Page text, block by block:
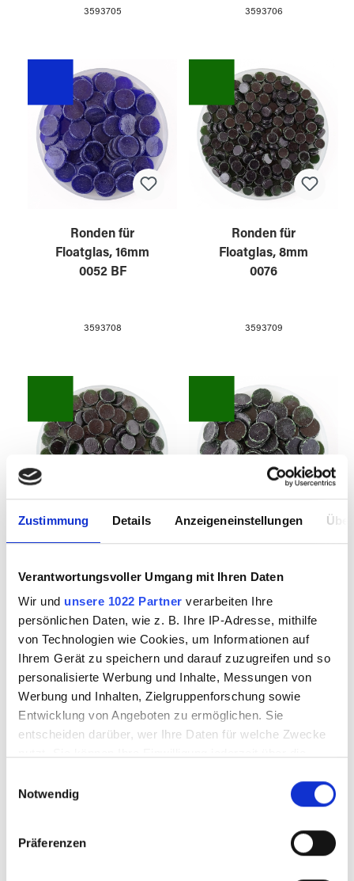
Zustimmung Details Anzeigeneinstellungen
Verantwortungsvoller Umgang mit Ihren Daten
Wir und unsere 1022 Partner verarbeiten Ihre
persönlichen Daten, wie z. B. Ihre IP-Adresse, mithilfe
von Technologien wie Cookies, um Informationen auf
Ihrem Gerät zu speichern und darauf zuzugreifen und so
personalisierte Werbung und Inhalte, Messungen von
Werbung und Inhalten, Zielgruppenforschung sowie
Entwicklung von Angeboten zu ermöglichen. Sie
entscheiden darüber, wer Ihre Daten für welche Zwecke
Trigger Symbol ändern oder widerrufen
Informationen über Ihre geografische Lage
Notwendig
Präferenzen
3593705 3593706
Ronden für
Floatglas, 16mm
0052 BF
3593708
Ronden für
Floatglas, 8mm
0076
3593709
Floatglas, 12mm
3593710
Floatglas, 16mm
3593711